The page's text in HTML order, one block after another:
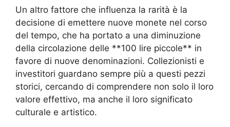
Un altro fattore che influenza la rarità è la
decisione di emettere nuove monete nel corso
del tempo, che ha portato a una diminuzione
della circolazione delle **100 lire piccole** in
favore di nuove denominazioni. Collezionisti e
investitori guardano sempre più a questi pezzi
storici, cercando di comprendere non solo il loro
valore effettivo, ma anche il loro significato
culturale e artistico.